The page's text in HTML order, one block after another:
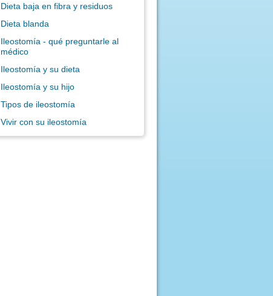
Dieta baja en fibra y residuos
Dieta blanda
Ileostomía - qué preguntarle al
médico
Ileostomía y su dieta
Ileostomía y su hijo
Tipos de ileostomía
Vivir con su ileostomía